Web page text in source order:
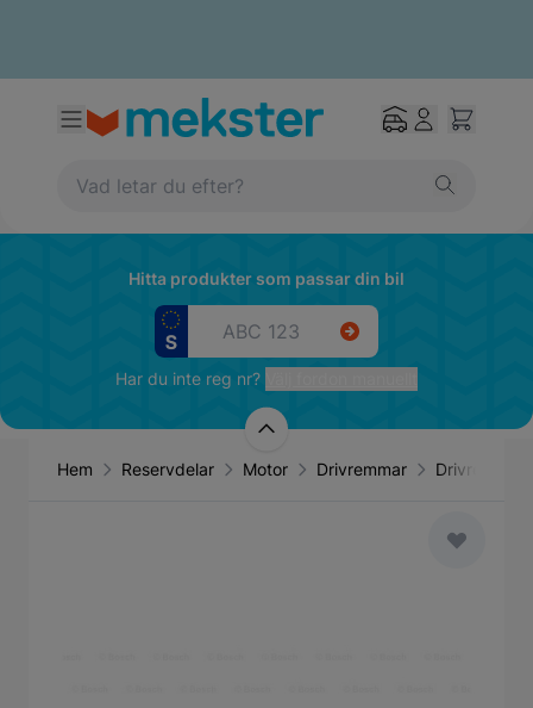
Hitta produkter som passar din bil
Har du inte reg nr?
Hem Reservdelar Motor Drivremmar Drivrem